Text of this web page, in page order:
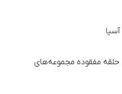
حلقه مفقوده مجموعه‌های